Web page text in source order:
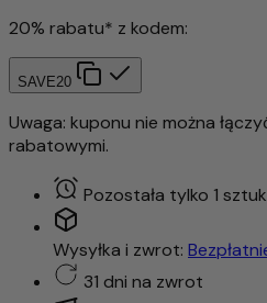
20% rabatu* z kodem:
SAVE20
Uwaga: kuponu nie można
rabatowymi.
Pozostała tylko 1
Wysyłka i zwrot:
31 dni na zwrot